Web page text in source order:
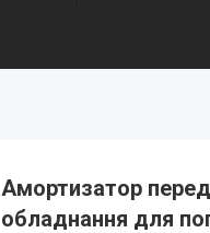
Амортизатор
обладнання для